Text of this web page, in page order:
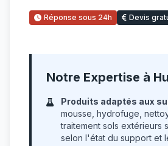
Réponse sous 24h Devis
Notre Expertise à
Produits adaptés aux
mousse, hydrofuge,
traitement sols extérieurs
selon l'état du support et